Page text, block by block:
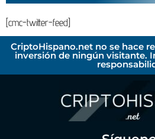
[cmc-twitter-feed]
CriptoHispano.net no se hace
inversión de ningún visitante.